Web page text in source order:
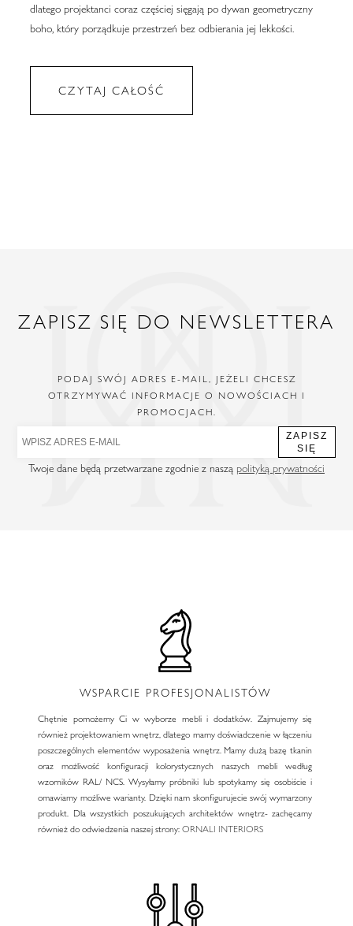
dlatego projektanci coraz częściej sięgają po dywan geometryczny
boho, który porządkuje przestrzeń bez odbierania jej lekkości.
CZYTAJ CAŁOŚĆ
ZAPISZ SIĘ DO NEWSLETTERA
PODAJ SWÓJ ADRES E-MAIL, JEŻELI CHCESZ
OTRZYMYWAĆ INFORMACJE O NOWOŚCIACH I
PROMOCJACH.
ZAPISZ
SIĘ
Twoje dane będą przetwarzane zgodnie z naszą polityką prywatności
WSPARCIE PROFESJONALISTÓW
Chętnie pomożemy Ci w wyborze mebli i dodatków. Zajmujemy się
również projektowaniem wnętrz, dlatego mamy doświadczenie w łączeniu
poszczególnych elementów wyposażenia wnętrz. Mamy dużą bazę tkanin
oraz możliwość konfiguracji kolorystycznych naszych mebli według
wzorników RAL/ NCS. Wysyłamy próbniki lub spotykamy się osobiście i
omawiamy możliwe warianty. Dzięki nam skonfigurujecie swój wymarzony
produkt. Dla wszystkich poszukujących architektów wnętrz- zachęcamy
również do odwiedzenia naszej strony:ORNALI INTERIORS